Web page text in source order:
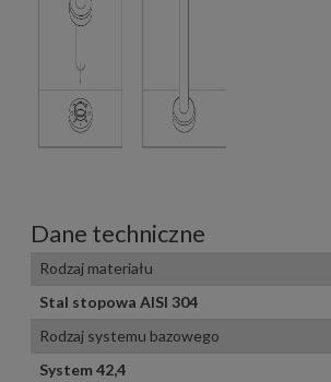
Dane techniczne
Rodzaj materiału
Stal stopowa AISI 304
Rodzaj systemu bazowego
System 42,4